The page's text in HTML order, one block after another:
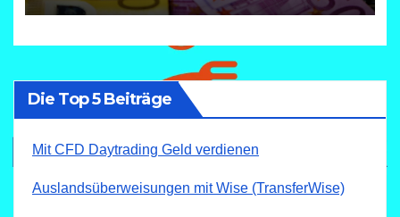
Die Top 5 Beiträge
Mit CFD Daytrading Geld verdienen
Auslandsüberweisungen mit Wise (TransferWise)